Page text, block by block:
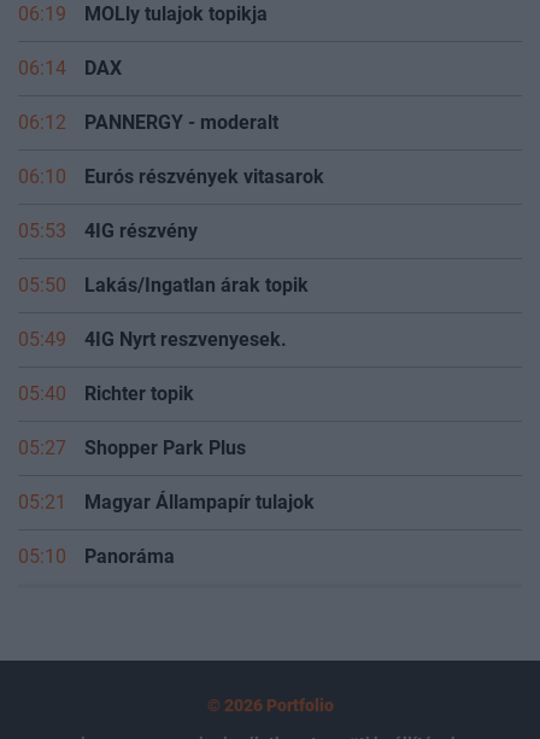
06:19 MOLly tulajok topikja
06:14 DAX
06:12 PANNERGY - moderalt
06:10 Eurós részvények vitasarok
05:53 4IG részvény
05:50 Lakás/Ingatlan árak topik
05:49 4IG Nyrt reszvenyesek.
05:40 Richter topik
05:27 Shopper Park Plus
05:21 Magyar Állampapír tulajok
05:10 Panoráma
© 2026 Portfolio